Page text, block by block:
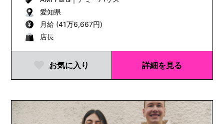
愛知県
月給 (41万6,667円)
店長
お気に入り 詳細を見る